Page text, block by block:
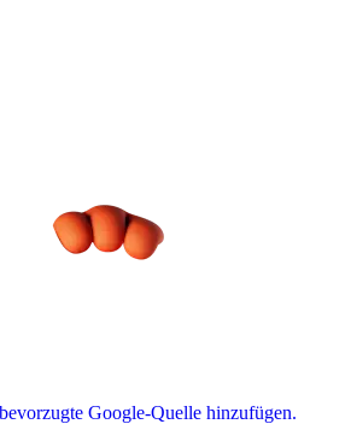
Google-Quelle hinzufügen.